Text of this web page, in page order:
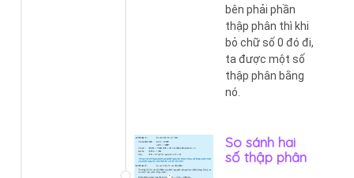
bên phải phần
thập phân thì khi
bỏ chữ số 0 đó đi,
ta được một số
thập phân bằng
nó.
So sánh hai
số thập phân